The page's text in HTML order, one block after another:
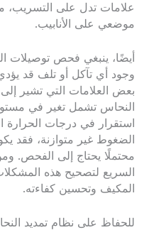
علامات تدل على التسريب،
موضعي على الأنابيب.
أيضًا، ينبغي فحص توصيلات
وجود أي تآكل أو تلف قد
بعض العلامات التي تشير
النحاس تشمل تغير في
استقرار في درجات الحرارة
الضغوط غير متوازنة، فقد
محتملًا يحتاج إلى الفحص.
السريع لتصحيح هذه
المكيف وتحسين كفاءته.
للحفاظ على نظام تمديد